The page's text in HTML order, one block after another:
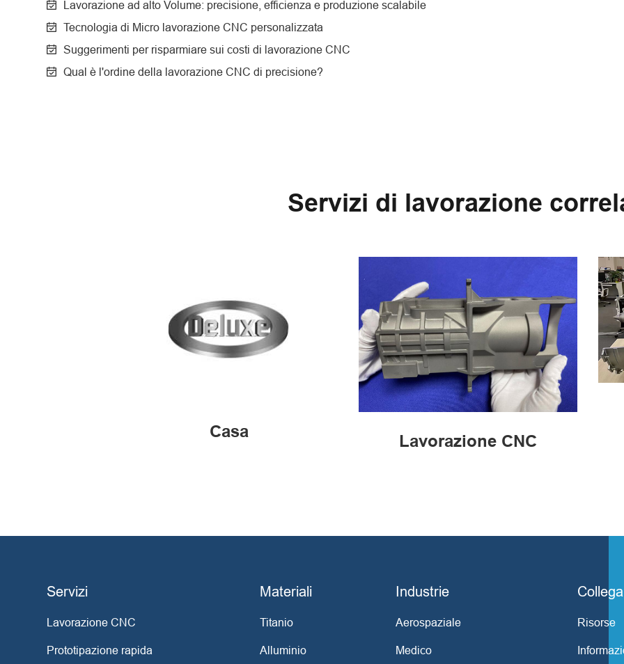
Lavorazione ad alto Volume: precisione, efficienza e produzione scalabile
Tecnologia di Micro lavorazione CNC personalizzata
Suggerimenti per risparmiare sui costi di lavorazione CNC
Qual è l'ordine della lavorazione CNC di precisione?
Servizi di lavorazione
Casa
Lavorazione CNC
Servizi
Lavorazione CNC
Prototipazione rapida
Materiali
Titanio
Alluminio
Industrie
Aerospaziale
Medico
Risorse